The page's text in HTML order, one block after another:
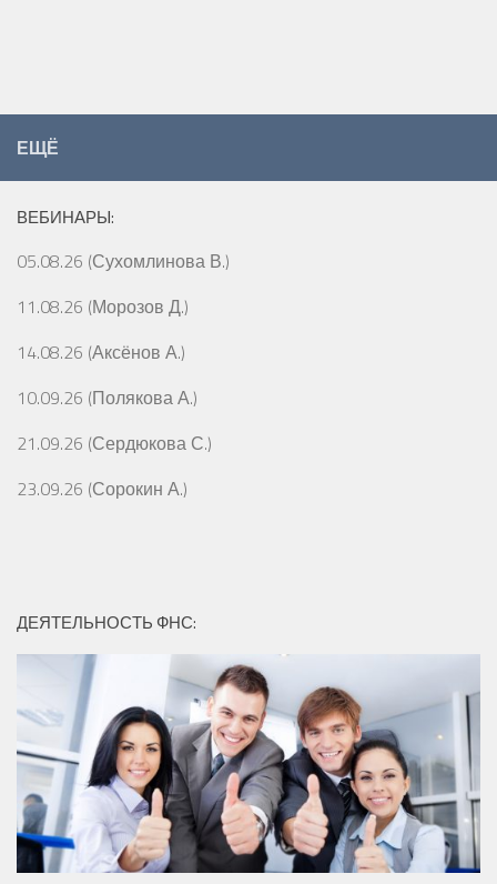
ЕЩЁ
ВЕБИНАРЫ:
05.08.26 (Сухомлинова В.)
11.08.26 (Морозов Д.)
14.08.26 (Аксёнов А.)
10.09.26 (Полякова А.)
21.09.26 (Сердюкова С.)
23.09.26 (Сорокин А.)
ДЕЯТЕЛЬНОСТЬ ФНС: